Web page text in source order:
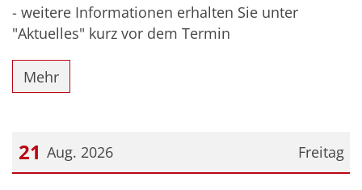
- weitere Informationen erhalten Sie unter
"Aktuelles" kurz vor dem Termin
Mehr
Freitag
21 Aug. 2026